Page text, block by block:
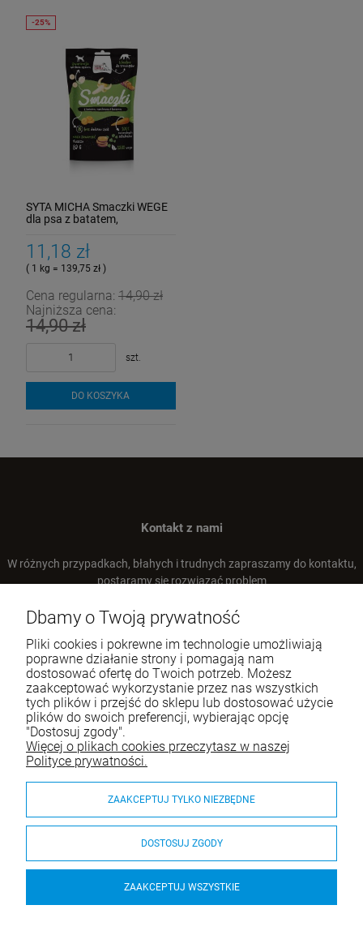
SYTA MICHA Smaczki WEGE
dla psa z batatem,
11,18 zł
( 1 kg = 139,75 zł )
Cena regularna: 14,90 zł
Najniższa cena:
14,90 zł
szt.
DO KOSZYKA
Kontakt z nami
W różnych przypadkach, błahych i trudnych zapraszamy do kontaktu,
postaramy się rozwiązać problem
Tel.:
+48 66 22 93 668
E-mail:
sklep@airanddogs.pl
Pomoc
Moje konto
Płatności i dostawa
Dbamy o Twoją prywatność
Pliki cookies i pokrewne im technologie umożliwiają
poprawne działanie strony i pomagają nam
dostosować ofertę do Twoich potrzeb. Możesz
zaakceptować wykorzystanie przez nas wszystkich
tych plików i przejść do sklepu lub dostosować użycie
plików do swoich preferencji, wybierając opcję
"Dostosuj zgody".
Więcej o plikach cookies przeczytasz w naszej
Polityce prywatności.
ZAAKCEPTUJ TYLKO NIEZBĘDNE
DOSTOSUJ ZGODY
ZAAKCEPTUJ WSZYSTKIE